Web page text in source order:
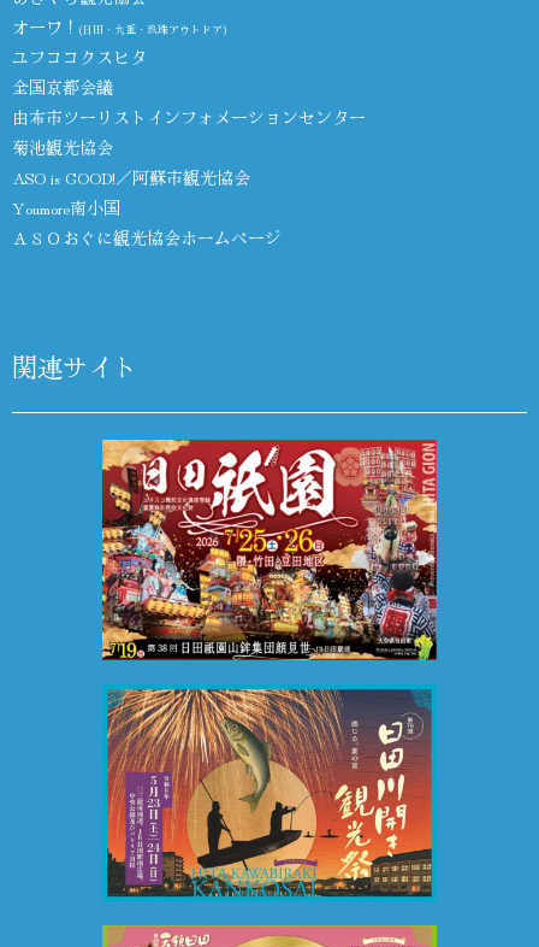
オーワ！ (日田・九重・玖珠アウトドア)
ユフココクスヒタ
全国京都会議
由布市ツーリストインフォメーションセンター
菊池観光協会
ASO is GOOD!／阿蘇市観光協会
Youmore南小国
ＡＳＯおぐに観光協会ホームページ
関連サイト